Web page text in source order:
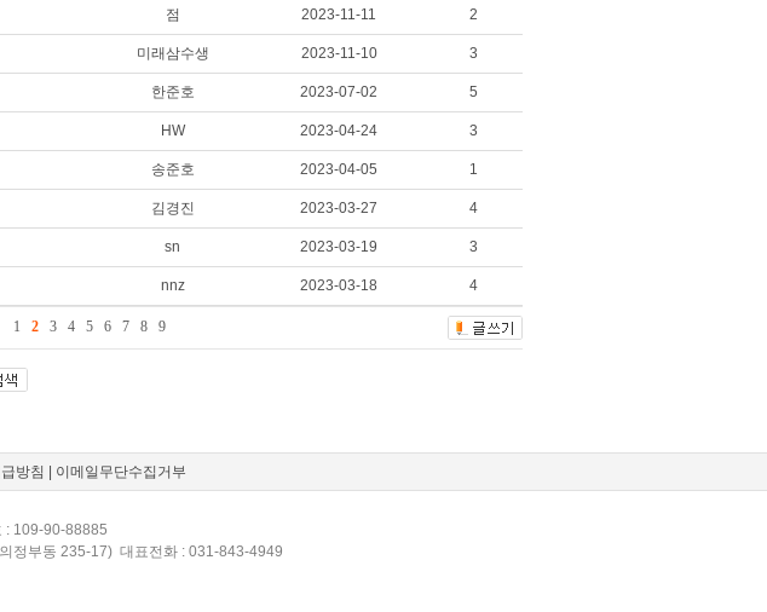
점 2023-11-11 2
미래삼수생 2023-11-10 3
한준호 2023-07-02 5
HW 2023-04-24 3
송준호 2023-04-05 1
김경진 2023-03-27 4
sn 2023-03-19 3
nnz 2023-03-18 4
1 2 3 4 5 6 7 8 9
방침 이메일무단수집거부
: 109-90-88885
정부동 235-17) 대표전화 : 031-843-4949